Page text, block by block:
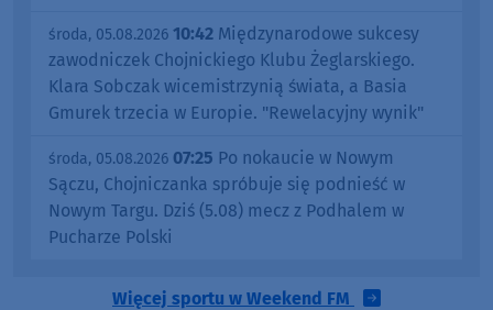
środa, 05.08.2026 10:42 Międzynarodowe sukcesy
zawodniczek Chojnickiego Klubu Żeglarskiego.
Klara Sobczak wicemistrzynią świata, a Basia
Gmurek trzecia w Europie. "Rewelacyjny wynik"
środa, 05.08.2026 07:25 Po nokaucie w Nowym
Sączu, Chojniczanka spróbuje się podnieść w
Nowym Targu. Dziś (5.08) mecz z Podhalem w
Pucharze Polski
Więcej sportu w Weekend FM